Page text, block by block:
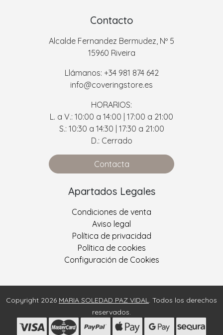
Contacto
Alcalde Fernandez Bermudez, Nº 5
15960 Riveira
Llámanos: +34 981 874 642
info@coveringstore.es
HORARIOS:
L. a V.: 10:00 a 14:00 | 17:00 a 21:00
S.: 10:30 a 14:30 | 17:30 a 21:00
D.: Cerrado
Contacta
Apartados Legales
Condiciones de venta
Aviso legal
Política de privacidad
Política de cookies
Configuración de Cookies
Copyright 2026 MARIA SOLEDAD PAZ VIDAL. Todos los derechos
reservados.